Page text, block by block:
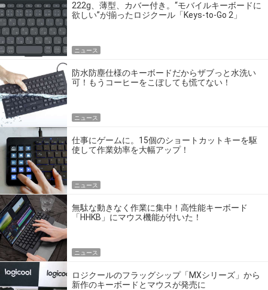
222g、薄型、カバー付き。“モバイルキーボードに
欲しい”が揃ったロジクール「Keys-to-Go 2」
ニュース
防水防塵仕様のキーボードだからザブっと水洗い
可！もうコーヒーをこぼしても慌てない！
ニュース
仕事にゲームに。15個のショートカットキーを駆
使して作業効率を大幅アップ！
ニュース
無駄な動きなく作業に集中！高性能キーボード
「HHKB」にマウス機能が付いた！
ニュース
ロジクールのフラッグシップ「MXシリーズ」から
新作のキーボードとマウスが発売に